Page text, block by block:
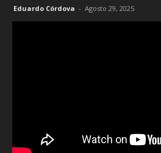
Eduardo Córdova - Agosto 29, 2025